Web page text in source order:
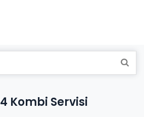
Kombi Servisi